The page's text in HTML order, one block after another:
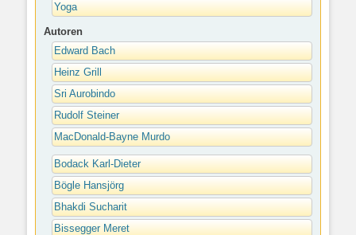
Yoga
Autoren
Edward Bach
Heinz Grill
Sri Aurobindo
Rudolf Steiner
MacDonald-Bayne Murdo
Bodack Karl-Dieter
Bögle Hansjörg
Bhakdi Sucharit
Bissegger Meret